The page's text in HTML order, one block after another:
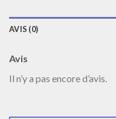
AVIS (0)
Avis
Il n’y a pas encore d’avis.